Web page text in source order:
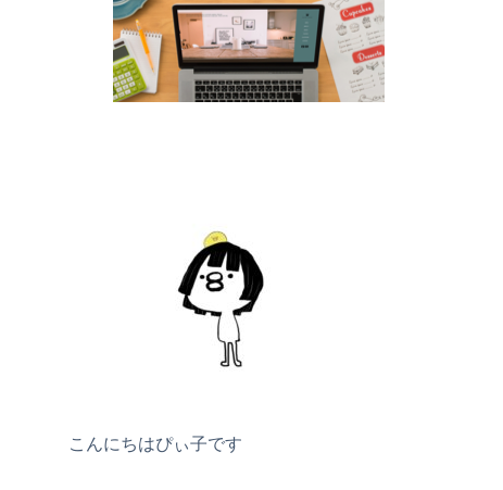
こんにちはぴぃ子です